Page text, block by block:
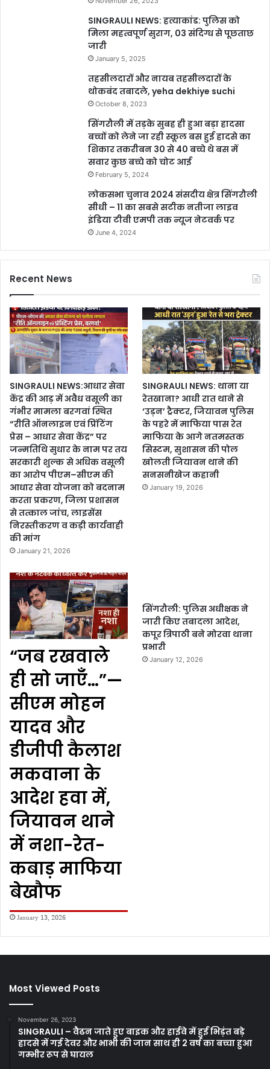
SINGRAULI NEWS: हत्याकांड: पुलिस को
मिला महत्वपूर्ण सुराग, 03 संदिग्ध से पूछताछ
जारी
January 5, 2025
तहसीलदारों और नायब तहसीलदारों के
थोकबंद तबादले, yeha dekhiye suchi
October 8, 2023
सिंगरौली में तड़के सुबह ही हुआ बड़ा हादसा
बच्चों को लेने जा रही स्कूल बस हुई हादसे का
शिकार तकरीबन 30 से 40 बच्चे थे बस में
सवार कुछ बच्चे को चोट आई
February 5, 2024
लोकसभा चुनाव 2024 संसदीय क्षेत्र सिंगरौली
सीधी – 11 का सबसे सटीक नतीजा लाइव
इंडिया टीवी एमपी तक न्यूज नेटवर्क पर
June 4, 2024
Recent News
SINGRAULI NEWS:आधार सेवा
केंद्र की आड़ में अवैध वसूली का
गंभीर मामला बरगवां स्थित
“रीति ऑनलाइन एवं प्रिंटिंग
प्रेस – आधार सेवा केंद्र” पर
जन्मतिथि सुधार के नाम पर तय
सरकारी शुल्क से अधिक वसूली
का आरोप पीएम–सीएम की
आधार सेवा योजना को बदनाम
करता प्रकरण, जिला प्रशासन
से तत्काल जांच, लाइसेंस
निरस्तीकरण व कड़ी कार्यवाही
की मांग
January 21, 2026
SINGRAULI NEWS: थाना या
रेतखाना? आधी रात थाने से
‘उड़न’ ट्रैक्टर, जियावन पुलिस
के पहरे में माफिया पास रेत
माफिया के आगे नतमस्तक
सिस्टम, सुशासन की पोल
खोलती जियावन थाने की
सनसनीखेज कहानी
January 19, 2026
“जब रखवाले
ही सो जाएँ…”—
सीएम मोहन
यादव और
डीजीपी कैलाश
मकवाना के
आदेश हवा में,
जियावन थाने
में नशा-रेत-
कबाड़ माफिया
बेखौफ
January 13, 2026
सिंगरौली: पुलिस अधीक्षक ने
जारी किए तबादला आदेश,
कपूर त्रिपाठी बने मोरवा थाना
प्रभारी
January 12, 2026
Most Viewed Posts
November 26, 2023
SINGRAULI – वैढन जाते हुए बाइक और हाईवे में हुई भिड़ंत बड़े
हादसे में गई देवर और भाभी की जान साथ ही 2 वर्ष का बच्चा हुआ
गम्भीर रूप से घायल